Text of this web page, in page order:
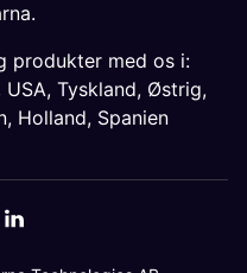
produkter med os i:
USA, Tyskland, Østrig,
, Holland, Spanien